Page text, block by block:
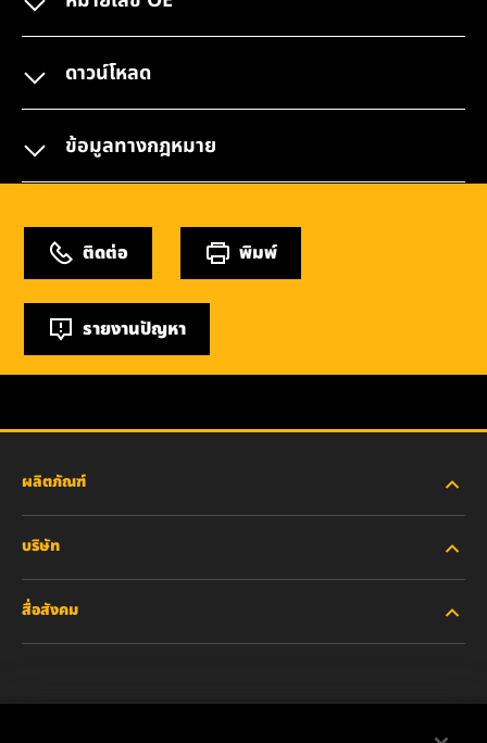
ดาวน์โหลด
ข้อมูลทางกฎหมาย
ติดต่อ พิมพ์
รายงานปัญหา
ผลิตภัณฑ์
รถยนต์ส่วนบุคคลและรถบรรทุกงานเบา
บริษัท
สื่อสังคม